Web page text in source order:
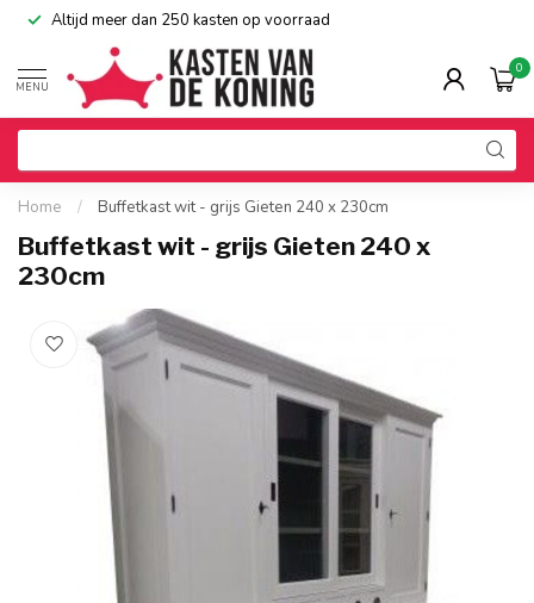
Altijd meer dan 250 kasten op voorraad
MENU
0
Home / Buffetkast wit - grijs Gieten 240 x 230cm
Buffetkast wit - grijs Gieten 240 x
230cm